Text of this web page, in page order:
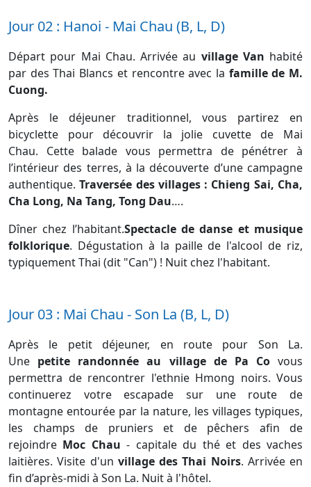
Jour 02 : Hanoi - Mai Chau (B, L, D)
Départ pour Mai Chau. Arrivée au village Van habité
par des Thai Blancs et rencontre avec la famille de M.
Cuong.
Après le déjeuner traditionnel, vous partirez en
bicyclette pour découvrir la jolie cuvette de Mai
Chau. Cette balade vous permettra de pénétrer à
l’intérieur des terres, à la découverte d’une campagne
authentique.Traversée des villages : Chieng Sai, Cha,
Cha Long, Na Tang, Tong Dau….
Dîner chez l’habitant.Spectacle de danse et musique
folklorique. Dégustation à la paille de l'alcool de riz,
typiquement Thai (dit "Can") ! Nuit chez l'habitant.
Jour 03 : Mai Chau - Son La (B, L, D)
Après le petit déjeuner, en route pour Son La.
Une petite randonnée au village de Pa Co vous
permettra de rencontrer l'ethnie Hmong noirs. Vous
continuerez votre escapade sur une route de
montagne entourée par la nature, les villages typiques,
les champs de pruniers et de pêchers afin de
rejoindre Moc Chau - capitale du thé et des vaches
laitières. Visite d'un village des Thai Noirs. Arrivée en
fin d’après-midi à Son La. Nuit à l'hôtel.